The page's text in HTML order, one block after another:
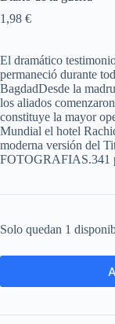
1,98 €
El dramático
permaneció durante
BagdadDesde la
los aliados
constituye la mayor
Mundial el hotel
moderna versión del
FOTOGRAFIAS.341
Solo quedan 1